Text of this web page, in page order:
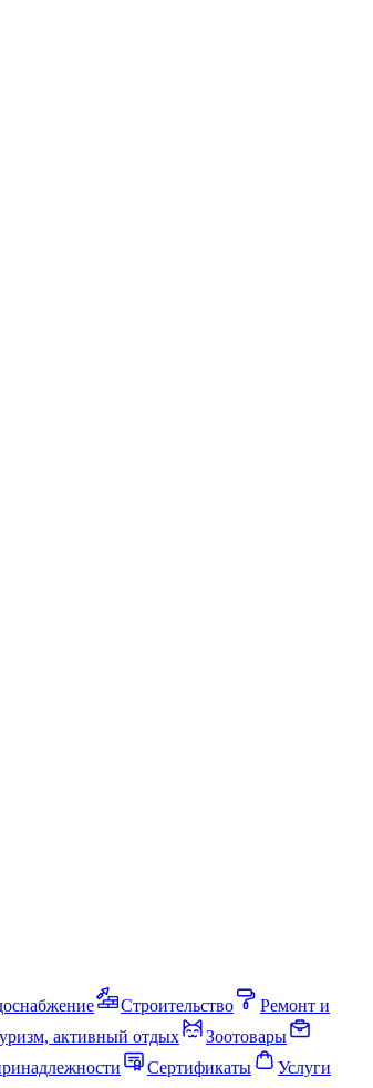
Строительство
Ремонт и
активный отдых
Зоотовары
Сертификаты
Услуги